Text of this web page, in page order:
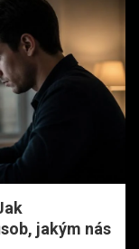
jakým nás